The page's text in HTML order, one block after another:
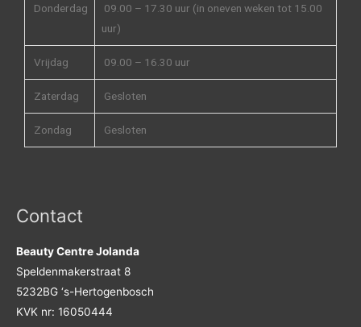
Donderdag
09.00 – 17.30 uur (in oneven weken tot 15.00
uur)
Vrijdag 09.00 – 16.30 uur
Zaterdag Gesloten
Zondag Gesloten
Contact
Beauty Centre Jolanda
Speldenmakerstraat 8
5232BG ‘s-Hertogenbosch
KVK nr: 16050444